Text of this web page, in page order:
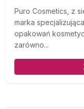
Puro Cosmetics, z
marka
opakowań
zarówno...